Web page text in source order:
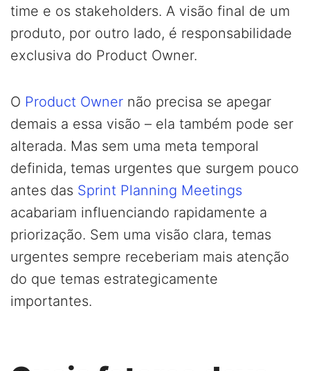
time e os stakeholders. A visão final de um
produto, por outro lado, é responsabilidade
exclusiva do Product Owner.
O Product Owner não precisa se apegar
demais a essa visão – ela também pode ser
alterada. Mas sem uma meta temporal
definida, temas urgentes que surgem pouco
antes das Sprint Planning Meetings
acabariam influenciando rapidamente a
priorização. Sem uma visão clara, temas
urgentes sempre receberiam mais atenção
do que temas estrategicamente
importantes.